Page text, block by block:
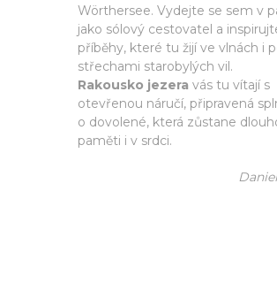
Wörthersee. Vydejte se sem v
jako sólový cestovatel a
příběhy, které tu žijí ve vlnách i
střechami starobylých vil.
Rakousko jezera vás tu vítají s
otevřenou náručí, připravená
o dovolené, která zůstane
paměti i v srdci.